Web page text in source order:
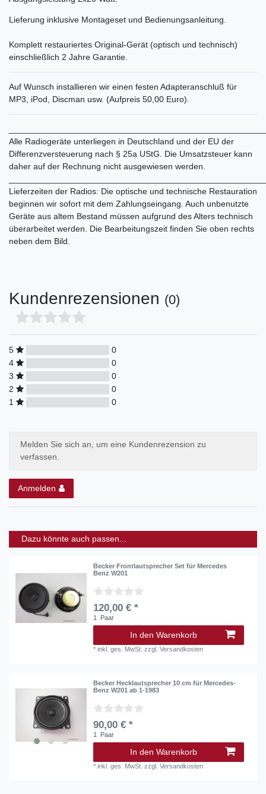
Lieferung inklusive Montageset und Bedienungsanleitung.
Komplett restauriertes Original-Gerät (optisch und technisch)
einschließlich 2 Jahre Garantie.
Auf Wunsch installieren wir einen festen Adapteranschluß für
MP3, iPod, Discman usw. (Aufpreis 50,00 Euro).
Alle Radiogeräte unterliegen in Deutschland und der EU der
Differenzversteuerung nach § 25a UStG. Die Umsatzsteuer kann
daher auf der Rechnung nicht ausgewiesen werden.
Lieferzeiten der Radios: Die optische und technische Restauration
beginnen wir sofort mit dem Zahlungseingang. Auch unbenutzte
Geräte aus altem Bestand müssen aufgrund des Alters technisch
überarbeitet werden. Die Bearbeitungszeit finden Sie oben rechts
neben dem Bild.
Kundenrezensionen (0)
5
0
4
0
3
0
2
0
1
0
Melden Sie sich an, um eine Kundenrezension zu
verfassen.
Anmelden
Dazu könnte auch passen...
Becker Frontlautsprecher Set für Mercedes
Benz W201
120,00 € *
1 Paar
In den Warenkorb
*inkl. ges. MwSt. zzgl.Versandkosten
Becker Hecklautsprecher 10 cm für Mercedes-
Benz W201 ab 1-1983
90,00 € *
1 Paar
In den Warenkorb
*inkl. ges. MwSt. zzgl.Versandkosten